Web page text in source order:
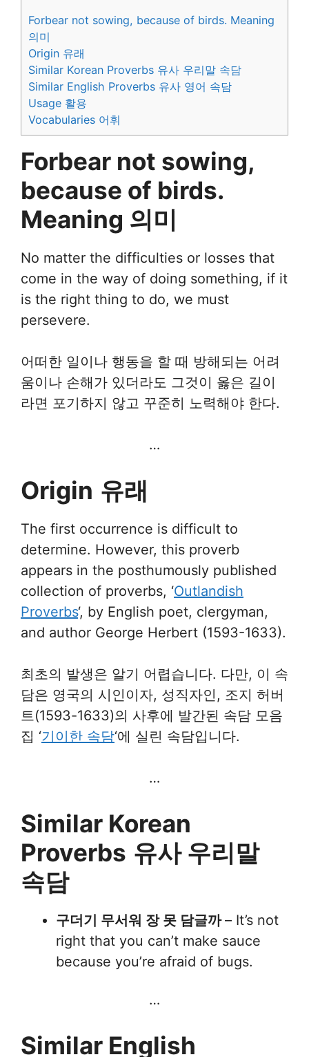
Forbear not sowing, because of birds. Meaning
의미
Origin 유래
Similar Korean Proverbs 유사 우리말 속담
Similar English Proverbs 유사 영어 속담
Usage 활용
Vocabularies 어휘
Forbear not sowing,
because of birds.
Meaning 의미
No matter the difficulties or losses that
come in the way of doing something, if it
is the right thing to do, we must
persevere.
어떠한 일이나 행동을 할 때 방해되는 어려
움이나 손해가 있더라도 그것이 옳은 길이
라면 포기하지 않고 꾸준히 노력해야 한다.
…
Origin 유래
The first occurrence is difficult to
determine. However, this proverb
appears in the posthumously published
collection of proverbs, ‘Outlandish
Proverbs‘, by English poet, clergyman,
and author George Herbert (1593-1633).
최초의 발생은 알기 어렵습니다. 다만, 이 속
담은 영국의 시인이자, 성직자인, 조지 허버
트(1593-1633)의 사후에 발간된 속담 모음
집 ‘기이한 속담‘에 실린 속담입니다.
…
Similar Korean
Proverbs 유사 우리말
속담
구더기 무서워 장 못 담글까– It’s not
right that you can’t make sauce
because you’re afraid of bugs.
…
Similar English